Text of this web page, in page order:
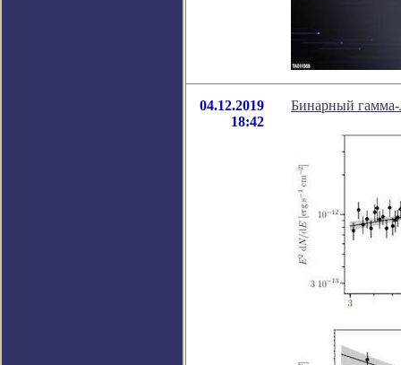
04.12.2019
18:42
Бинарный гамма-